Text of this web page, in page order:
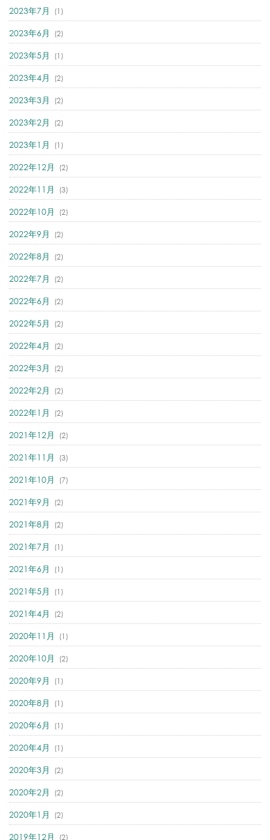
2023年7月 (1)
2023年6月 (2)
2023年5月 (1)
2023年4月 (2)
2023年3月 (2)
2023年2月 (2)
2023年1月 (1)
2022年12月 (2)
2022年11月 (3)
2022年10月 (2)
2022年9月 (2)
2022年8月 (2)
2022年7月 (2)
2022年6月 (2)
2022年5月 (2)
2022年4月 (2)
2022年3月 (2)
2022年2月 (2)
2022年1月 (2)
2021年12月 (2)
2021年11月 (3)
2021年10月 (7)
2021年9月 (2)
2021年8月 (2)
2021年7月 (1)
2021年6月 (1)
2021年5月 (1)
2021年4月 (2)
2020年11月 (1)
2020年10月 (2)
2020年9月 (1)
2020年8月 (1)
2020年6月 (1)
2020年4月 (1)
2020年3月 (2)
2020年2月 (2)
2020年1月 (2)
2019年12月 (2)